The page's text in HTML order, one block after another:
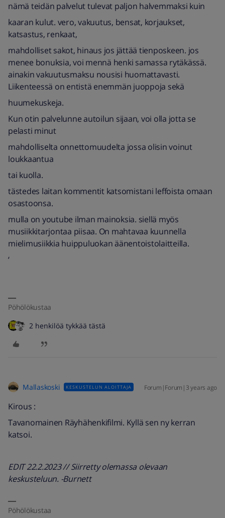
nämä teidän palvelut tulevat paljon halvemmaksi kuin
kaaran kulut. vero, vakuutus, bensat, korjaukset,
katsastus, renkaat,
mahdolliset sakot, hinaus jos jättää tienposkeen. jos
menee bonuksia, voi mennä henki samassa rytäkässä.
ainakin vakuutusmaksu nousisi huomattavasti.
Liikenteessä on entistä enemmän juoppoja sekä
huumekuskeja.
Kun otin palvelunne autoilun sijaan, voi olla jotta se
pelasti minut
mahdolliselta onnettomuudelta jossa olisin voinut
loukkaantua
tai kuolla.
tästedes laitan kommentit katsomistani leffoista omaan
osastoonsa.
mulla on youtube ilman mainoksia. siellä myös
musiikkitarjontaa piisaa. On mahtavaa kuunnella
mielimusiikkia huippuluokan äänentoistolaitteilla.
‘
Pöhölökustaa
2 henkilöä tykkää tästä
Mallaskoski KESKUSTELUN ALOITTAJA Forum|Forum|3 years ago
Kirous :
Tavanomainen Räyhähenkifilmi. Kyllä sen ny kerran
katsoi.
EDIT 22.2.2023 // Siirretty olemassa olevaan
keskusteluun. -Burnett
Pöhölökustaa